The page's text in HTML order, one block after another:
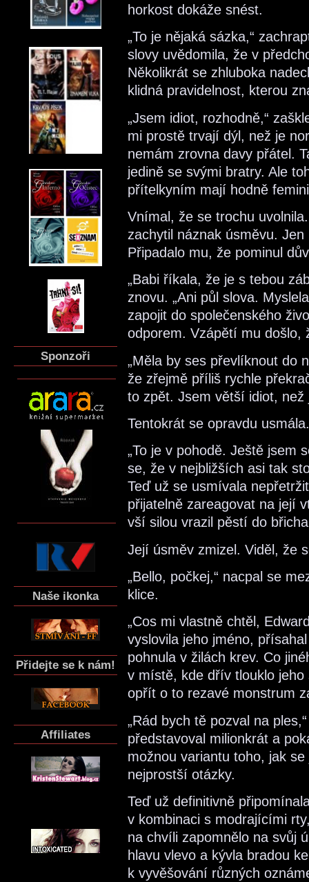
Sponzoři
Naše ikonka
Přidejte se k nám!
Affiliates
horkost dokáže snést.
„To je nějaká sázka,“
slovy uvědomila, že v
Několikrát se zhluboka
klidná pravidelnost, kterou
„Jsem idiot, rozhodně,“
mi prostě trvají dýl, než je
nemám zrovna davy přátel.
jedině se svými bratry. Ale
přítelkyním mají hodně
Vnímal, že se trochu
zachytil náznak úsměvu.
Připadalo mu, že pominul
„Babi říkala, že je s tebou
znovu. „Ani půl slova.
zapojit do společenského
odporem. Vzápětí mu došlo,
„Měla by ses převlíknout do
že zřejmě příliš rychle
to zpět. Jsem větší idiot, než
Tentokrát se opravdu usmála.
„To je v pohodě. Ještě jsem
se, že v nejbližších asi tak
Teď už se usmívala
přijatelně zareagovat na její
vší silou vrazil pěstí do
Její úsměv zmizel. Viděl, že
„Bello, počkej,“ nacpal se
klice.
„Cos mi vlastně chtěl,
vyslovila jeho jméno,
pohnula v žilách krev. Co
v místě, kde dřív tlouklo
opřít o to rezavé monstrum
„Rád bych tě pozval na
představoval milionkrát a
možnou variantu toho, jak
nejprostší otázky.
Teď už definitivně
v kombinaci s modrajícími
na chvíli zapomnělo na svůj
hlavu vlevo a kývla bradou
k vyvěšování různých